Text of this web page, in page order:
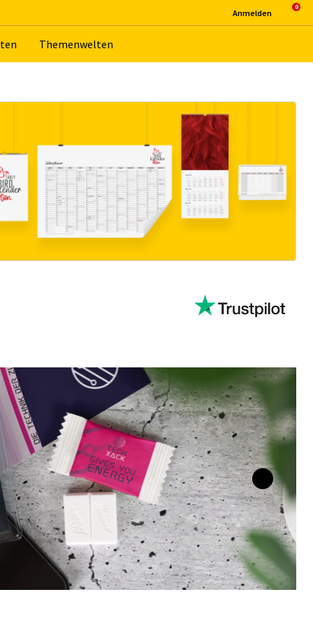
The­men­wel­ten
An­mel­den